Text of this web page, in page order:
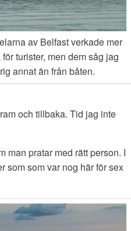
av Belfast verkade mer
turister, men dem såg jag
annat än från båten.
och tillbaka. Tid jag inte
man pratar med rätt person. I
som som var nog här för sex